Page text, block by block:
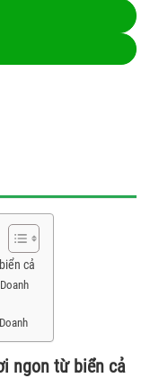
cả
ngon từ biển cả